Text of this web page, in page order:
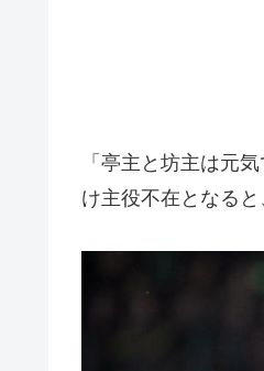
「亭主と坊主は元
け主役不在となる